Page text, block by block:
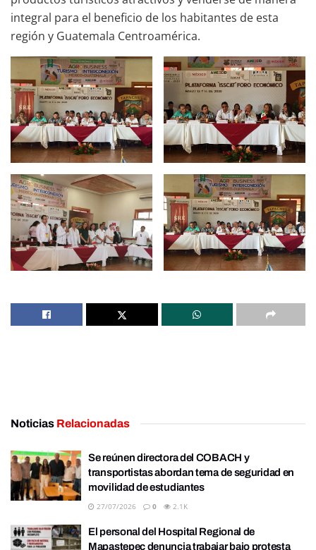
integral para el beneficio de los habitantes de esta
región y Guatemala Centroamérica.
Noticias Relacionadas
Se reúnen directora del COBACH y
transportistas abordan tema de seguridad en
movilidad de estudiantes
27/07/2026 0 2.1K
El personal del Hospital Regional de
Mapastepec denuncia trabajar bajo protesta